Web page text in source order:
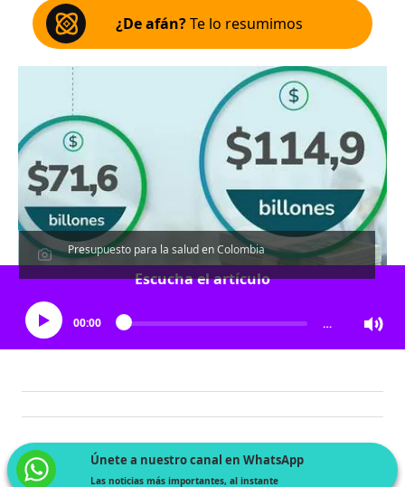
¿De afán?Te lo resumimos
Presupuesto para la salud en Colombia
Escucha el artículo
00:00 …
Únete a nuestro canal en WhatsApp
Las noticias más importantes, al instante